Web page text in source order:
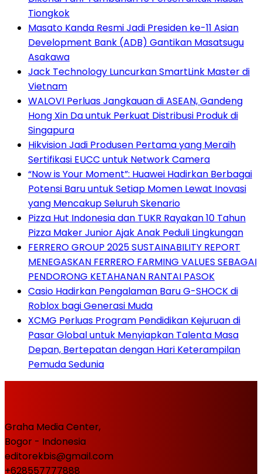
Tiongkok
Masato Kanda Resmi Jadi Presiden ke-11 Asian
Development Bank (ADB) Gantikan Masatsugu
Asakawa
Jack Technology Luncurkan SmartLink Master di
Vietnam
WALOVI Perluas Jangkauan di ASEAN, Gandeng
Hong Xin Da untuk Perkuat Distribusi Produk di
Singapura
Hikvision Jadi Produsen Pertama yang Meraih
Sertifikasi EUCC untuk Network Camera
“Now is Your Moment”: Huawei Hadirkan Berbagai
Potensi Baru untuk Setiap Momen Lewat Inovasi
yang Mencakup Seluruh Skenario
Pizza Hut Indonesia dan TUKR Rayakan 10 Tahun
Pizza Maker Junior Ajak Anak Peduli Lingkungan
FERRERO GROUP 2025 SUSTAINABILITY REPORT
MENEGASKAN FERRERO FARMING VALUES SEBAGAI
PENDORONG KETAHANAN RANTAI PASOK
Casio Hadirkan Pengalaman Baru G-SHOCK di
Roblox bagi Generasi Muda
XCMG Perluas Program Pendidikan Kejuruan di
Pasar Global untuk Menyiapkan Talenta Masa
Depan, Bertepatan dengan Hari Keterampilan
Pemuda Sedunia
Graha Media Center,
Bogor - Indonesia
editorekbis@gmail.com
+628557777888